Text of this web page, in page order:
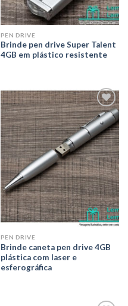
PEN DRIVE
Brinde pen drive Super Talent
4GB em plástico resistente
Adicionar
aos meus
desejos
PEN DRIVE
Brinde caneta pen drive 4GB
plástica com laser e
esferográfica